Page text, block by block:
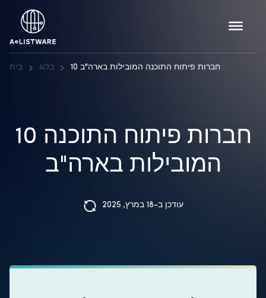
בַּיִת בלוג 10 חברות פיתוח התוכנה המובילות בארה"ב
10 חברות פיתוח התוכנה
המובילות בארה"ב
עודכן ב-18 במרץ, 2025